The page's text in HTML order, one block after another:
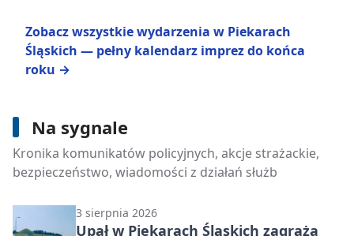
Zobacz wszystkie wydarzenia w Piekarach
Śląskich — pełny kalendarz imprez do końca
roku →
Na sygnale
Kronika komunikatów policyjnych, akcje strażackie,
bezpieczeństwo, wiadomości z działań służb
8 sierpnia 2026
74 wykroczenia w Piekarach Śląskich.
Policja sprawdzała prędkość
3 sierpnia 2026
Upał w Piekarach Śląskich zagraża